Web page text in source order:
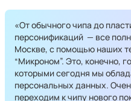
«От обычного чипа до
персонификаций — все
Москве, с помощью наших
“Микроном”. Это, конечно,
которыми сегодня мы
персональных данных.
переходим к чипу нового